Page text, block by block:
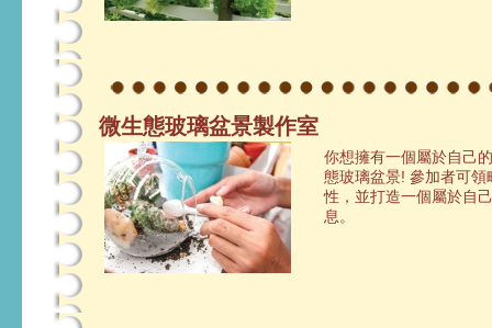
微生態玻璃盆景製作室
你想擁有一個屬於自己
態玻璃盆景! 參加者可
性，並打造一個屬於自
息。